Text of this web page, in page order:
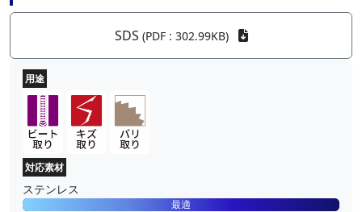
SDS (PDF : 302.99KB)
用途
対応素材
ステンレス
最適